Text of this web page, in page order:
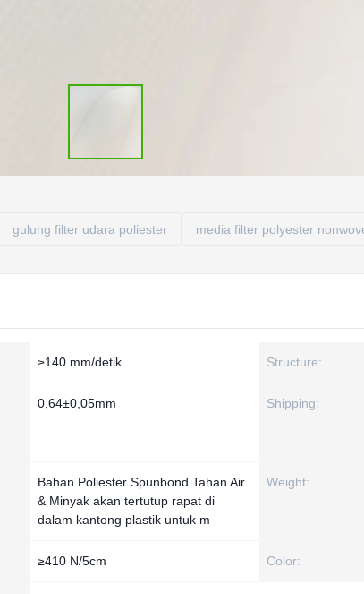
gulung filter udara poliester media filter polyester
≥140 mm/detik Structure:
0,64±0,05mm Shipping:
Bahan Poliester Spunbond Tahan Air
& Minyak akan tertutup rapat di
dalam kantong plastik untuk m
Weight:
≥410 N/5cm Color: